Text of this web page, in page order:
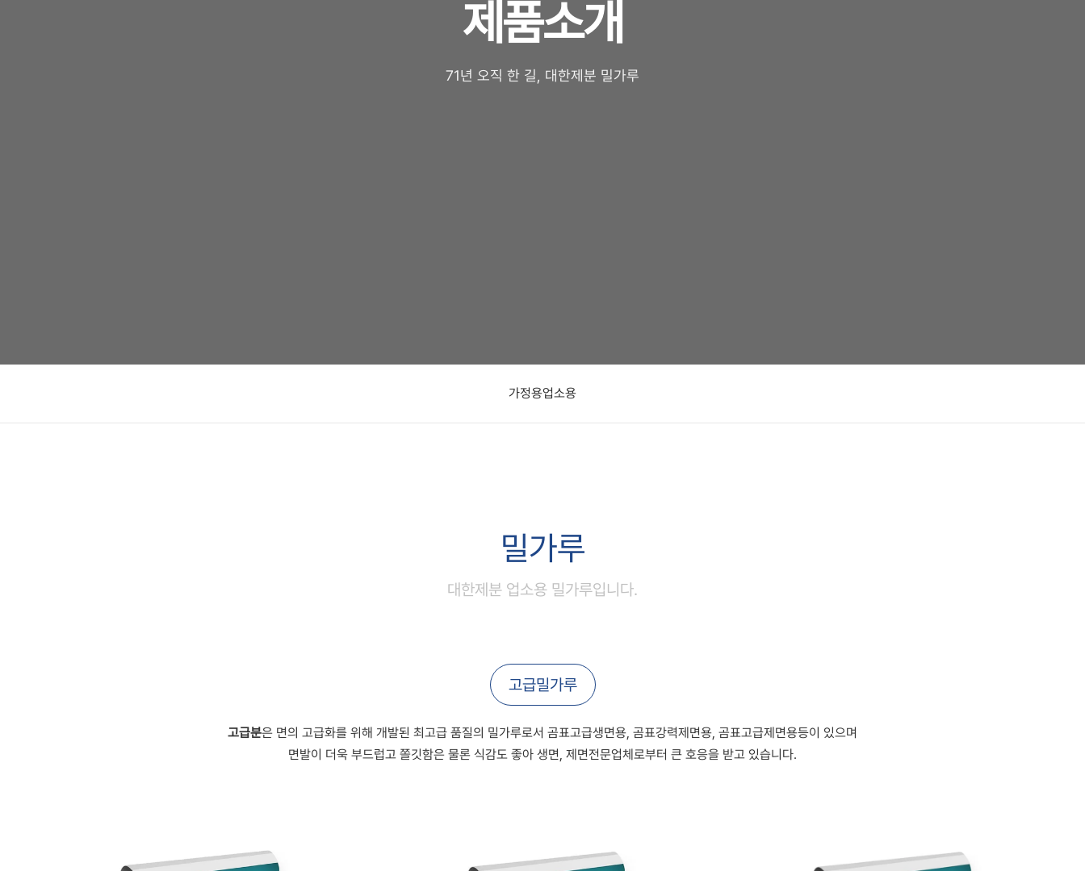
제품소개
71년 오직 한 길, 대한제분 밀가루
가정용업소용
밀가루
대한제분 업소용 밀가루입니다.
고급밀가루
고급분은 면의 고급화를 위해 개발된 최고급 품질의 밀가루로서 곰표고급생면용, 곰표강력제면용, 곰표고급제면용등이 있으며
면발이 더욱 부드럽고 쫄깃함은 물론 식감도 좋아 생면, 제면전문업체로부터 큰 호응을 받고 있습니다.